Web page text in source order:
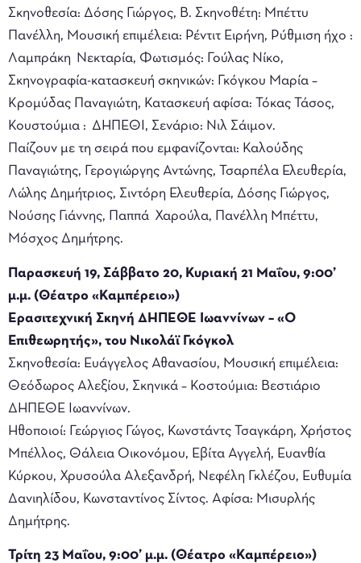
Σκηνοθεσία: Δόσης Γιώργος, Β. Σκηνοθέτη: Μπέττυ
Πανέλλη, Μουσική επιμέλεια: Ρέντιτ Ειρήνη, Ρύθμιση ήχο :
Λαμπράκη Νεκταρία, Φωτισμός: Γούλας Νίκο,
Σκηνογραφία-κατασκευή σκηνικών: Γκόγκου Μαρία –
Κρομύδας Παναγιώτη, Κατασκευή αφίσα: Τόκας Τάσος,
Κουστούμια : ΔΗΠΕΘΙ, Σενάριο: Νιλ Σάιμον.
Παίζουν με τη σειρά που εμφανίζονται: Καλούδης
Παναγιώτης, Γερογιώργης Αντώνης, Τσαρπέλα Ελευθερία,
Λώλης Δημήτριος, Σιντόρη Ελευθερία, Δόσης Γιώργος,
Νούσης Γιάννης, Παππά Χαρούλα, Πανέλλη Μπέττυ,
Μόσχος Δημήτρης.
Παρασκευή 19, Σάββατο 20, Κυριακή 21 Μαΐου, 9:00’
μ.μ. (Θέατρο «Καμπέρειο»)
Ερασιτεχνική Σκηνή ΔΗΠΕΘΕ Ιωαννίνων – «Ο
Επιθεωρητής», του Νικολάϊ Γκόγκολ
Σκηνοθεσία: Ευάγγελος Αθανασίου, Μουσική επιμέλεια:
Θεόδωρος Αλεξίου, Σκηνικά – Κοστούμια: Βεστιάριο
ΔΗΠΕΘΕ Ιωαννίνων.
Ηθοποιοί: Γεώργιος Γώγος, Κωνστάντς Τσαγκάρη, Χρήστος
Μπέλλος, Θάλεια Οικονόμου, Εβίτα Αγγελή, Ευανθία
Κύρκου, Χρυσούλα Αλεξανδρή, Νεφέλη Γκλέζου, Ευθυμία
Δανιηλίδου, Κωνσταντίνος Σίντος. Αφίσα: Μισυρλής
Δημήτρης.
Τρίτη 23 Μαΐου, 9:00’ μ.μ. (Θέατρο «Καμπέρειο»)